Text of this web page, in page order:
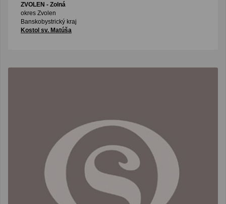
ZVOLEN - Zolná
okres Zvolen
Banskobystrický kraj
Kostol sv. Matúša